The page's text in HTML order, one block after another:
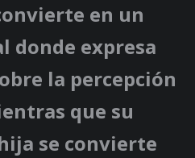
en un
donde expresa
la percepción
que su
se convierte